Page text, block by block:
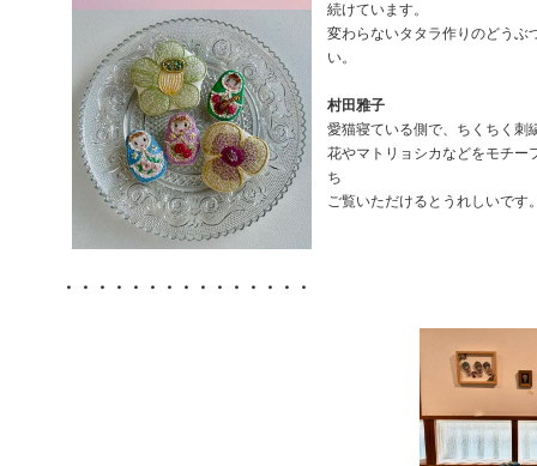
続けています。
変わらないタタラ作りのどうぶ
い。
村田雅子
愛猫寝ている側で、ちくちく刺
花やマトリョシカなどをモチー
ち
ご覧いただけるとうれしいです
・・・・・・・・・・・・・・・